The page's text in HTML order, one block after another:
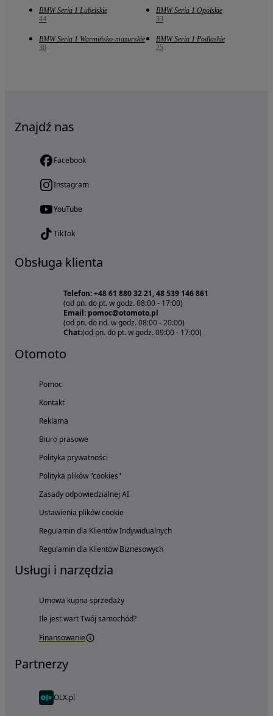
BMW Seria 1 Lubelskie
44
BMW Seria 1 Opolskie
33
BMW Seria 1 Warmińsko-mazurskie
30
BMW Seria 1 Podlaskie
25
Znajdź nas
Facebook
Instagram
YouTube
TikTok
Obsługa klienta
Telefon: +48 61 880 32 21, 48 539 146 861
(od pn. do pt. w godz. 08:00 - 17:00)
Email: pomoc@otomoto.pl
(od pn. do nd. w godz. 08:00 - 20:00)
Chat:(od pn. do pt. w godz. 09:00 - 17:00)
Otomoto
Pomoc
Kontakt
Reklama
Biuro prasowe
Polityka prywatności
Polityka plików "cookies"
Zasady odpowiedzialnej AI
Ustawienia plików cookie
Regulamin dla Klientów Indywidualnych
Regulamin dla Klientów Biznesowych
Usługi i narzędzia
Umowa kupna sprzedaży
Ile jest wart Twój samochód?
Finansowanie
Partnerzy
OLX.pl